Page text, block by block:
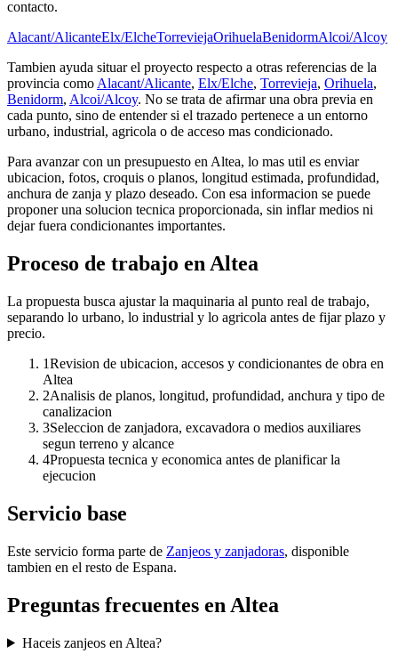
contacto.
Alacant/AlicanteElx/ElcheTorreviejaOrihuelaBenidormAlcoi/Alcoy
Tambien ayuda situar el proyecto respecto a otras referencias de la
provincia comoAlacant/Alicante, Elx/Elche, Torrevieja, Orihuela,
Benidorm, Alcoi/Alcoy. No se trata de afirmar una obra previa en
cada punto, sino de entender si el trazado pertenece a un entorno
urbano, industrial, agricola o de acceso mas condicionado.
Para avanzar con un presupuesto en Altea, lo mas util es enviar
ubicacion, fotos, croquis o planos, longitud estimada, profundidad,
anchura de zanja y plazo deseado. Con esa informacion se puede
proponer una solucion tecnica proporcionada, sin inflar medios ni
dejar fuera condicionantes importantes.
Proceso de trabajo en Altea
La propuesta busca ajustar la maquinaria al punto real de trabajo,
separando lo urbano, lo industrial y lo agricola antes de fijar plazo y
precio.
1Revision de ubicacion, accesos y condicionantes de obra en
Altea
2Analisis de planos, longitud, profundidad, anchura y tipo de
canalizacion
3Seleccion de zanjadora, excavadora o medios auxiliares
segun terreno y alcance
4Propuesta tecnica y economica antes de planificar la
ejecucion
Servicio base
Este servicio forma parte de Zanjeos y zanjadoras, disponible
tambien en el resto de Espana.
Preguntas frecuentes en Altea
Haceis zanjeos en Altea?